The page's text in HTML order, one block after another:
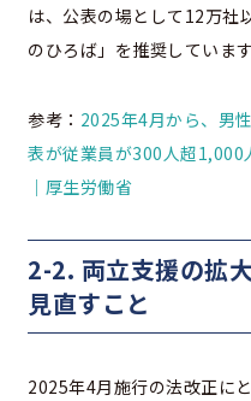
は、公表の場として12万社
のひろば」を推奨しています
参考： 2025年4月から、男
表が従業員が300人超1,000
｜厚生労働省
2-2. 両立支援の拡
見直すこと
2025年4月施行の法改正に